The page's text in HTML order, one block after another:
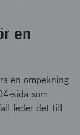
en
en ompekning
sida som
leder det till